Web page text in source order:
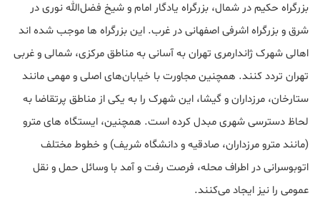
بزرگراه حکیم در شمال، بزرگراه یادگار امام و شیخ فضل‌الله نوری در
شرق و بزرگراه اشرفی اصفهانی در غرب. این بزرگراه‌ ها موجب شده اند
اهالی شهرک ژاندارمری تهران به‌ آسانی به مناطق مرکزی، شمالی و غربی
تهران تردد کنند. همچنین مجاورت با خیابان‌های اصلی و مهمی مانند
ستارخان، مرزداران و گیشا، این شهرک را به یکی از مناطق پرتقاضا به
لحاظ دسترسی شهری مبدل کرده است. همچنین، ایستگاه‌ های مترو
(مانند مترو مرزداران، صادقیه و دانشگاه شریف) و خطوط مختلف
اتوبوسرانی در اطراف محله، فرصت رفت و آمد با وسائل حمل‌ و نقل
عمومی را نیز ایجاد می‌کنند.